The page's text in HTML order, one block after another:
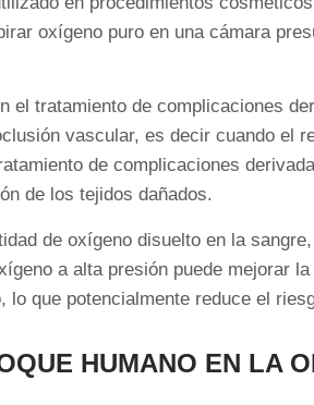
oxígeno puro en una cámara
el tratamiento de complicaciones
vascular, es decir cuando el
de complicaciones
de los tejidos dañados.
de oxígeno disuelto en la
a alta presión puede mejorar
lo que potencialmente reduce el
HUMANO EN LA